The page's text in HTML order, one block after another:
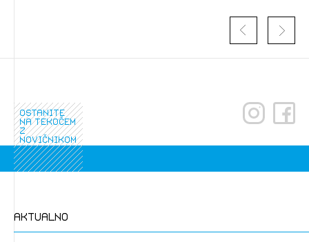
Izbrana vsebina je namenjena le ZAPS
dostopate, se je potrebno prijaviti.
ostanite
na tekočem
z
novičnikom
aktualno